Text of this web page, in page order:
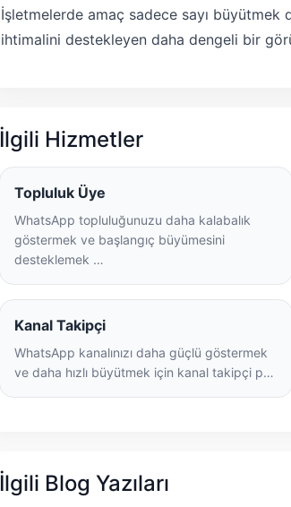
İşletmelerde amaç sadece sayı büyütmek
ihtimalini destekleyen daha dengeli bir
İlgili Hizmetler
Topluluk Üye
WhatsApp topluluğunuzu daha kalabalık
göstermek ve başlangıç büyümesini
desteklemek …
Kanal Takipçi
WhatsApp kanalınızı daha güçlü göstermek
ve daha hızlı büyütmek için kanal takipçi p…
İlgili Blog Yazıları